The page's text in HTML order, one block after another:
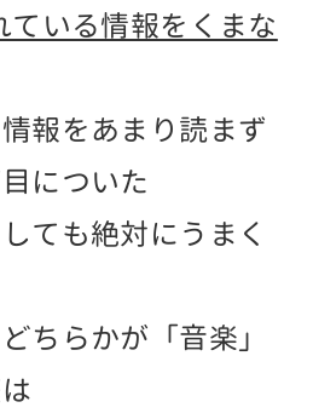
ている情報をくまな
報をあまり読まず
についた
ても絶対にうまく
ちらかが「音楽」